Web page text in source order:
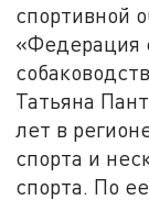
спортивной
«Федерация
Татьяна
лет в
спорта и
спорта. По